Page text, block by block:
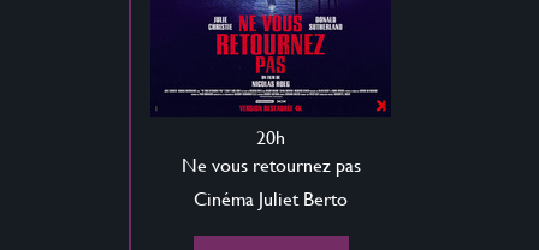
20h
Ne vous retournez pas
Cinéma Juliet Berto